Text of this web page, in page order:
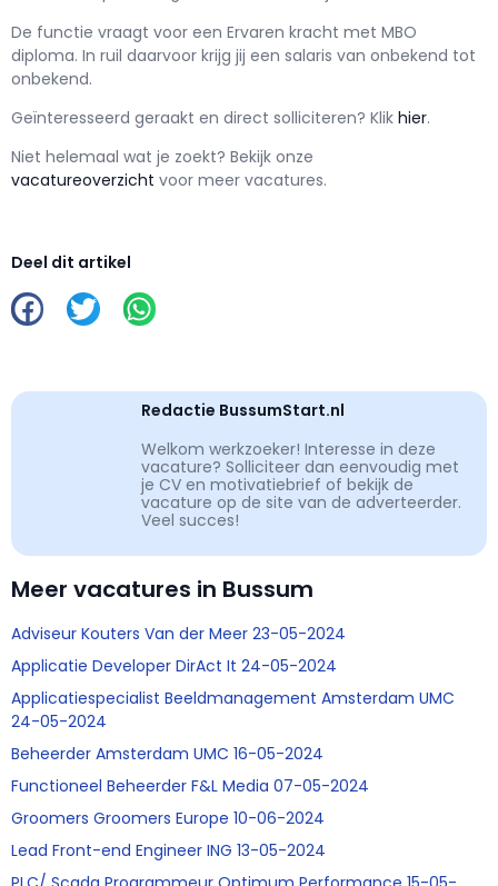
De functie vraagt voor een Ervaren kracht met MBO
diploma. In ruil daarvoor krijg jij een salaris van onbekend tot
onbekend.
Geïnteresseerd geraakt en direct solliciteren? Klik hier.
Niet helemaal wat je zoekt? Bekijk onze
vacatureoverzicht voor meer vacatures.
Deel dit artikel
Redactie BussumStart.nl
Welkom werkzoeker! Interesse in deze
vacature? Solliciteer dan eenvoudig met
je CV en motivatiebrief of bekijk de
vacature op de site van de adverteerder.
Veel succes!
Meer vacatures in Bussum
Adviseur Kouters Van der Meer 23-05-2024
Applicatie Developer DirAct It 24-05-2024
Applicatiespecialist Beeldmanagement Amsterdam UMC
24-05-2024
Beheerder Amsterdam UMC 16-05-2024
Functioneel Beheerder F&L Media 07-05-2024
Groomers Groomers Europe 10-06-2024
Lead Front-end Engineer ING 13-05-2024